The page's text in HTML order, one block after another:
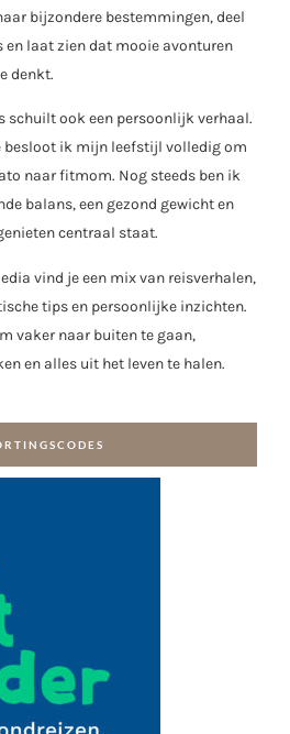
bijzondere bestemmingen, deel
en laat zien dat mooie avonturen
denkt.
schuilt ook een persoonlijk verhaal.
besloot ik mijn leefstijl volledig om
naar fitmom. Nog steeds ben ik
balans, een gezond gewicht en
centraal staat.
vind je een mix van reisverhalen,
tips en persoonlijke inzichten.
vaker naar buiten te gaan,
en alles uit het leven te halen.